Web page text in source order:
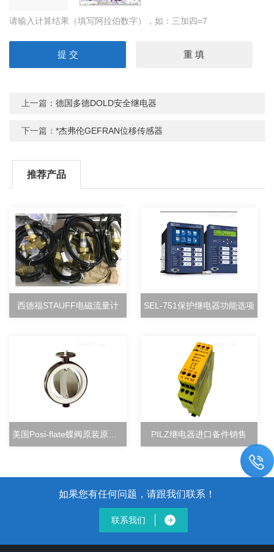
请输入计算结果（填写阿拉伯数字），如：三加四=7
上一篇：德国多德DOLD安全继电器
下一篇：*杰弗伦GEFRAN位移传感器
推荐产品
西德福STAUFF电磁流量计 SEL-751保护继电器功能选项
PILZ继电器进口备件销售
如果您有任何问题，请跟我们联系！
联系我们